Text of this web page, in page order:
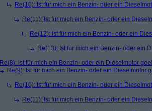
Re(10): Ist für mich ein Benzin- oder ein
Re(11): Ist für mich ein Benzin- oder ein
Re(12): Ist für mich ein Benzin- oder ein
Re(13): Ist für mich ein Benzin- oder ein
Re(8): Ist für mich ein Benzin- oder ein Dieselmotor
Re(9): Ist für mich ein Benzin- oder ein Dieselmotor
Re(10): Ist für mich ein Benzin- oder ein
Re(11): Ist für mich ein Benzin- oder ein